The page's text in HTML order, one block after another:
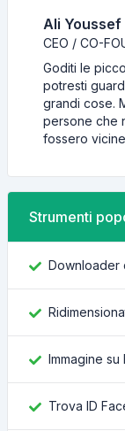
Ali Youssef
CEO / CO-
Goditi le
potresti
grandi cose.
persone che
fossero
Strumenti
Downloader
Immagine su
Trova ID